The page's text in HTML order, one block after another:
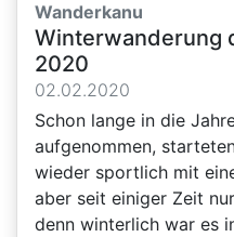
Wanderkanu
Winterwanderung
2020
02.02.2020
Schon lange in die
aufgenommen,
wieder sportlich mit
aber seit einiger Zeit
denn winterlich war es